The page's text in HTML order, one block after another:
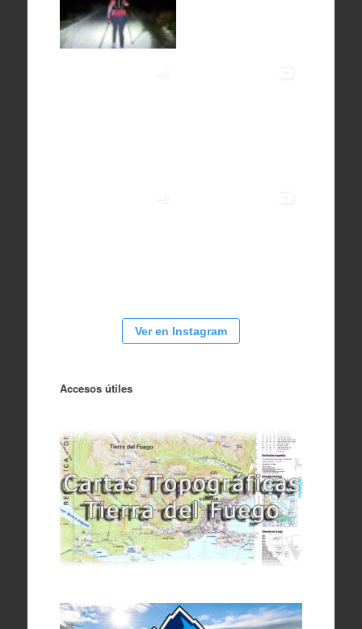
Ver en Instagram
Accesos útiles